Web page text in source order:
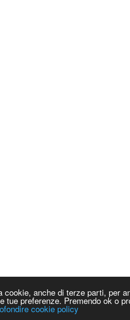
cookie, anche di terze parti, per
tue preferenze. Premendo ok o
cookie policy